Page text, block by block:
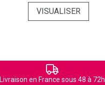
VISUALISER
Livraison en France sous 48 à 72h